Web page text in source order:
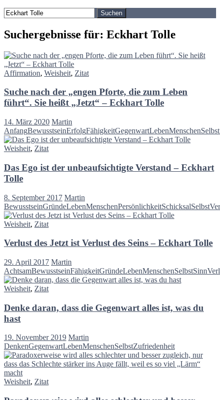
Suchen
nach:
Suchergebnisse für: Eckhart Tolle
Affirmation, Weisheit, Zitat
Suche nach der „engen Pforte, die zum Leben
führt“. Sie heißt „Jetzt“ – Eckhart Tolle
14. März 2020 Martin
AnfangBewusstseinErfolgFähigkeitGegenwartLebenMenschenSelbst
Weisheit, Zitat
Das Ego ist der unbeaufsichtigte Verstand – Eckhart
Tolle
8. September 2017 Martin
BewusstseinGründeLebenMenschenPersönlichkeitSchicksalSelbst
Weisheit, Zitat
Verlust des Jetzt ist Verlust des Seins – Eckhart Tolle
29. April 2017 Martin
AchtsamBewusstseinFähigkeitGründeLebenMenschenSelbstSinn
Weisheit, Zitat
Denke daran, dass die Gegenwart alles ist, was du
hast
19. November 2019 Martin
DenkenGegenwartLebenMenschenSelbstZufriedenheit
Weisheit, Zitat